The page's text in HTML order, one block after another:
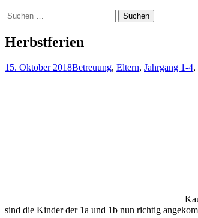
Suchen
nach:
Herbstferien
15. Oktober 2018Betreuung, Eltern, Jahrgang 1-4,
sind die Kinder der 1a und 1b nun richtig